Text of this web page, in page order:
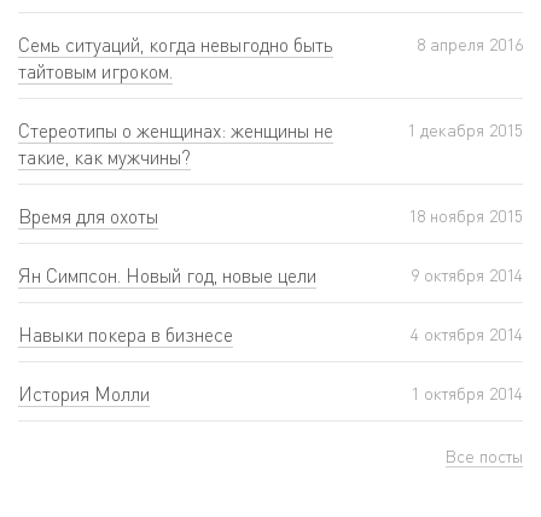
Семь ситуаций, когда невыгодно быть
тайтовым игроком.
8 апреля 2016
Cтереотипы о женщинах: женщины не
такие, как мужчины?
1 декабря 2015
Время для охоты 18 ноября 2015
Ян Симпсон. Новый год, новые цели 9 октября 2014
Навыки покера в бизнесе 4 октября 2014
История Молли 1 октября 2014
Все посты